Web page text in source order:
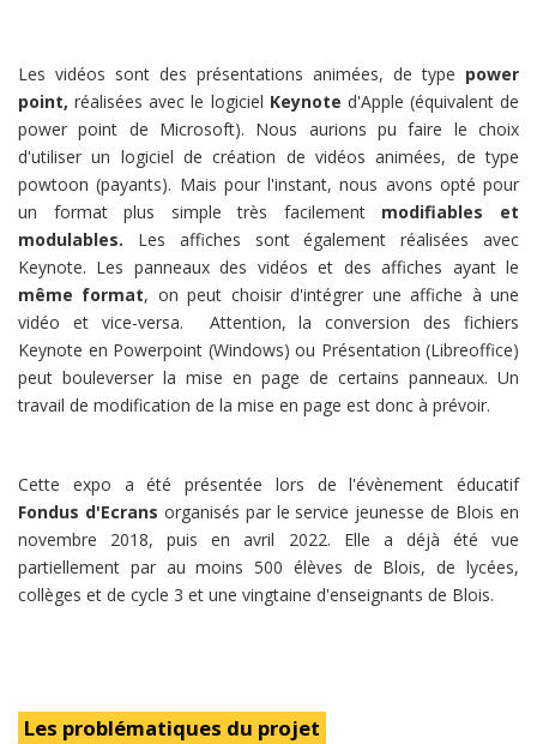
Les vidéos sont des présentations animées, de type power
point, réalisées avec le logiciel Keynote d'Apple (équivalent de
power point de Microsoft). Nous aurions pu faire le choix
d'utiliser un logiciel de création de vidéos animées, de type
powtoon (payants). Mais pour l'instant, nous avons opté pour
un format plus simple très facilement modifiables et
modulables. Les affiches sont également réalisées avec
Keynote. Les panneaux des vidéos et des affiches ayant le
même format, on peut choisir d'intégrer une affiche à une
vidéo et vice-versa. Attention, la conversion des fichiers
Keynote en Powerpoint (Windows) ou Présentation (Libreoffice)
peut bouleverser la mise en page de certains panneaux. Un
travail de modification de la mise en page est donc à prévoir.
Cette expo a été présentée lors de l'évènement éducatif
Fondus d'Ecrans organisés par le service jeunesse de Blois en
novembre 2018, puis en avril 2022. Elle a déjà été vue
partiellement par au moins 500 élèves de Blois, de lycées,
collèges et de cycle 3 et une vingtaine d'enseignants de Blois.
Les problématiques du projet